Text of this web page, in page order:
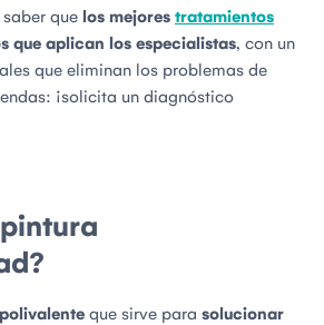
que los mejores tratamientos
que aplican los especialistas, con un
que eliminan los problemas de
¡solicita un diagnóstico
que sirve para solucionar